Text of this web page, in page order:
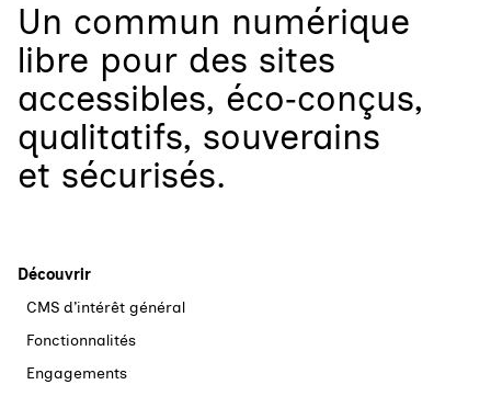
Un commun numérique
libre pour des sites
accessibles, éco‑conçus,
qualitatifs, souverains
et sécurisés.
Découvrir
CMS d’intérêt général
Fonctionnalités
Engagements